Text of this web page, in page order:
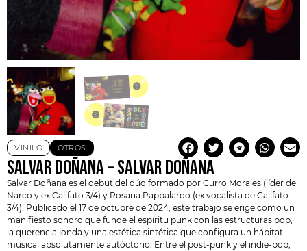
VINILO OTROS
SALVAR DOÑANA – SALVAR DOÑANA
Salvar Doñana es el debut del dúo formado por Curro Morales (líder de
Narco y ex Califato 3/4) y Rosana Pappalardo (ex vocalista de Califato
3/4). Publicado el 17 de octubre de 2024, este trabajo se erige como un
manifiesto sonoro que funde el espíritu punk con las estructuras pop,
la querencia jonda y una estética sintética que configura un hábitat
musical absolutamente autóctono. Entre el post-punk y el indie-pop,